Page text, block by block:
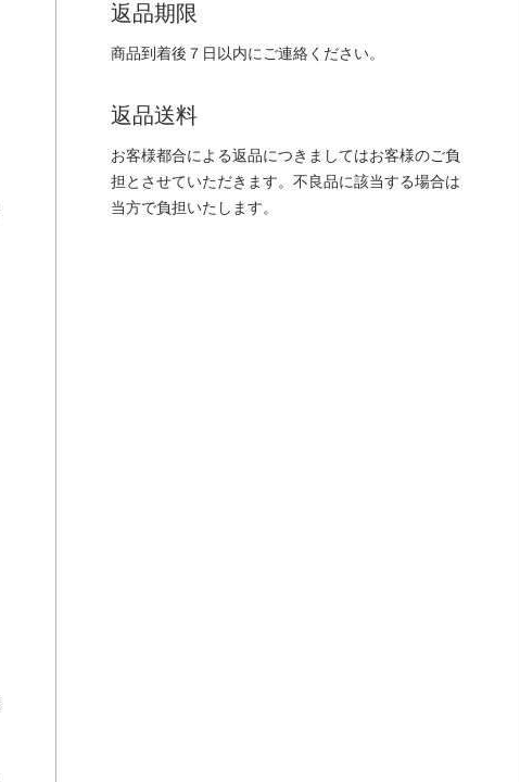
返品期限
商品到着後７日以内にご連絡ください。
返品送料
お客様都合による返品につきましてはお客様のご負
担とさせていただきます。不良品に該当する場合は
当方で負担いたします。